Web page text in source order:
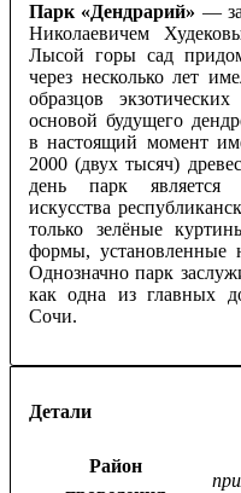
Парк «Дендрарий» —
Николаевичем
Лысой горы сад
через несколько лет
образцов
основой будущего
в настоящий момент
2000 (двух тысяч)
день парк является
искусства
только зелёные
формы,
Однозначно парк
как одна из главных
Сочи.
Детали
Район